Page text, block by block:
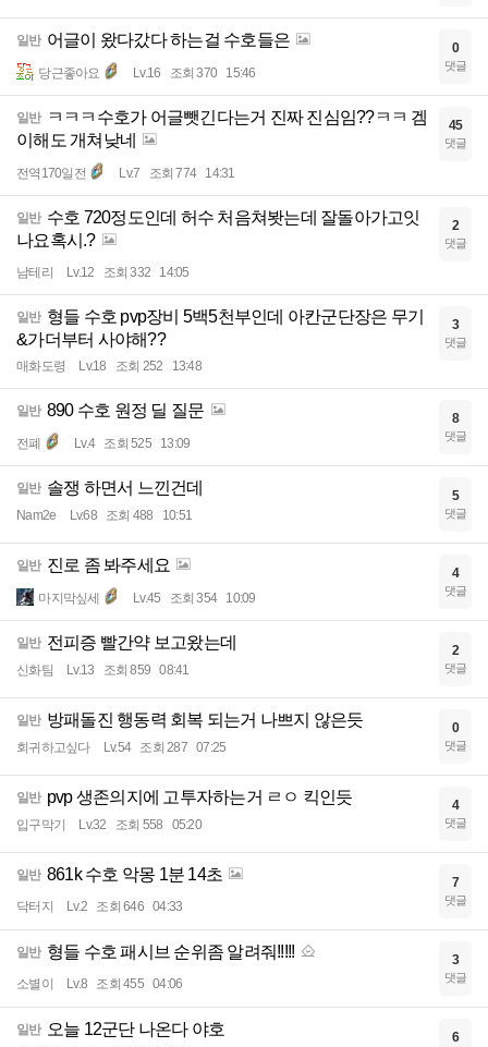
일반 어글이 왔다갔다 하는걸 수호들은
당근좋아요 Lv.16 조회 370 15:46
0
댓글
일반
ㅋㅋㅋ수호가 어글뺏긴다는거 진짜 진심임??ㅋㅋ 겜
이해도 개쳐낮네
전역170일전 Lv.7 조회 774 14:31
45
댓글
일반 수호 720정도인데 허수 처음쳐봣는데 잘돌아가고잇
나요혹시.?
남테리 Lv.12 조회 332 14:05
2
댓글
일반 형들 수호 pvp장비 5백5천부인데 아칸군단장은 무기
&가더부터 사야해??
매화도령 Lv.18 조회 252 13:48
3
댓글
일반 890 수호 원정 딜 질문
전폐 Lv.4 조회 525 13:09
8
댓글
일반 솔쟁 하면서 느낀건데
Nam2e Lv.68 조회 488 10:51
5
댓글
일반 진로 좀 봐주세요
마지막싶세 Lv.45 조회 354 10:09
4
댓글
일반 전피증 빨간약 보고왔는데
신화팀 Lv.13 조회 859 08:41
2
댓글
일반 방패돌진 행동력 회복 되는거 나쁘지 않은듯
회귀하고싶다 Lv.54 조회 287 07:25
0
댓글
일반 pvp 생존의지에 고투자하는거 ㄹㅇ 킥인듯
입구막기 Lv.32 조회 558 05:20
4
댓글
일반 861k 수호 악몽 1분 14초
닥터지 Lv.2 조회 646 04:33
7
댓글
일반 형들 수호 패시브 순위좀 알려줘!!!!!
소별이 Lv.8 조회 455 04:06
3
댓글
일반 오늘 12군단 나온다 야호 6